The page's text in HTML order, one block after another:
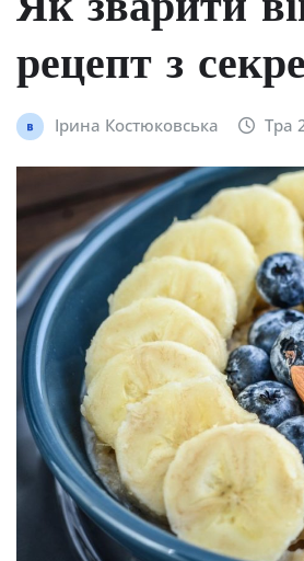
Як зварити
рецепт з
Ірина Костюковська Тра